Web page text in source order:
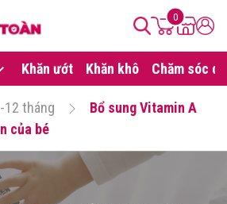
0
Khăn ướt Khăn khô Chăm sóc da
12 tháng
Bổ sung Vitamin A
của bé